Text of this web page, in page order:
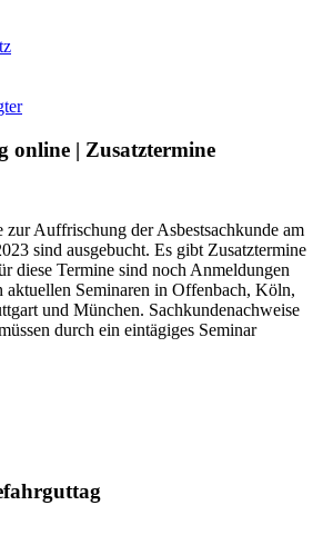
online | Zusatztermine
Auffrischung der Asbestsachkunde am
sind ausgebucht. Es gibt Zusatztermine
diese Termine sind noch Anmeldungen
aktuellen Seminaren in Offenbach, Köln,
und München. Sachkundenachweise
durch ein eintägiges Seminar